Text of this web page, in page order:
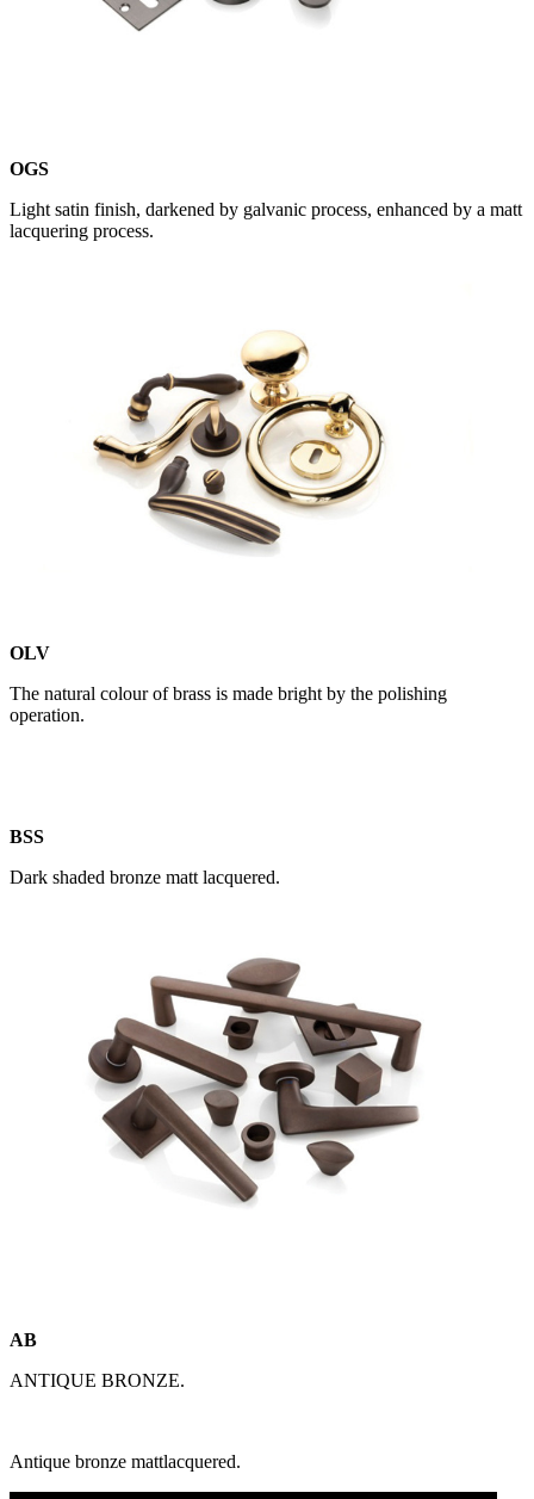
OGS
Light satin finish, darkened by galvanic process, enhanced by a matt
lacquering process.
OLV
The natural colour of brass is made bright by the polishing
operation.
BSS
Dark shaded bronze matt lacquered.
AB
ANTIQUE BRONZE.
Antique bronze mattlacquered.